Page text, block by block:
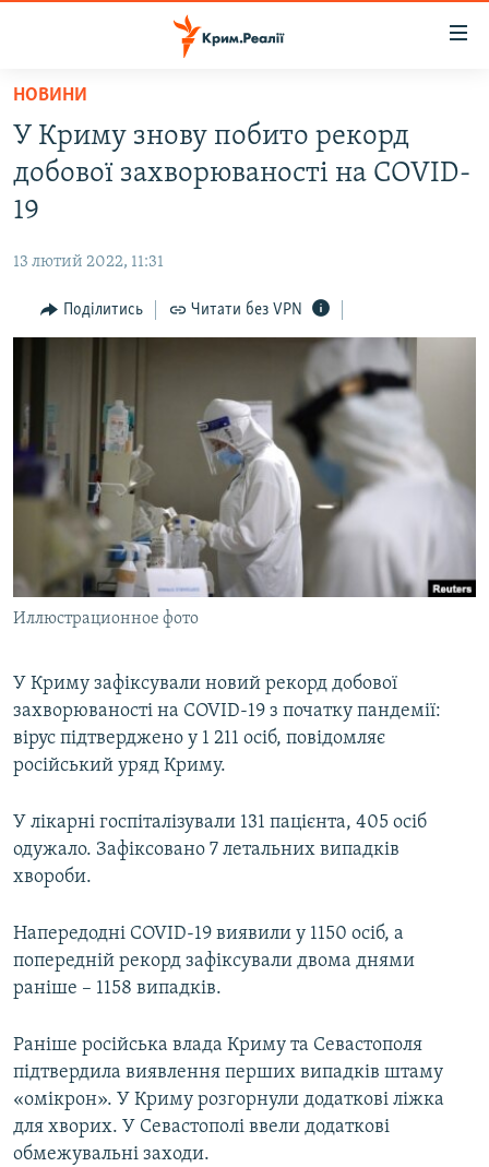
Перейти
основного
матеріалу
Перейти
до
основної
Перейти
до
ВОДА.КРИМ
ВІДЕО ТА ФОТО
БЛОГИ
ПОГЛЯД
СПЕЦПРОЕКТИ
ДЕПОРТАЦІЯ
ВІДЕОУРОКИ «ELIFBE»
СВІДЧЕННЯ ОКУПАЦІЇ
УКРАЇНСЬКА ПРОБЛЕМА КРИМУ
ІНФОГРАФІКА
ЯК ОБІЙТИ БЛОКУВАННЯ
Русский
Qırımtatar
ДОЛУЧАЙСЯ!
Усі сайти RFE/RL
НОВИНИ
У Криму знову побито рекорд
добової захворюваності на COVID-
19
13 лютий 2022, 11:31
Поділитись Читати без VPN
Иллюстрационное фото
У Криму зафіксували новий рекорд добової
захворюваності на COVID-19 з початку пандемії:
вірус підтверджено у 1 211 осіб, повідомляє
російський уряд Криму.
У лікарні госпіталізували 131 пацієнта, 405 осіб
одужало. Зафіксовано 7 летальних випадків
хвороби.
Напередодні COVID-19 виявили у 1150 осіб, а
попередній рекорд зафіксували двома днями
раніше – 1158 випадків.
Раніше російська влада Криму та Севастополя
підтвердила виявлення перших випадків штаму
«омікрон». У Криму розгорнули додаткові ліжка
для хворих. У Севастополі ввели додаткові
обмежувальні заходи.